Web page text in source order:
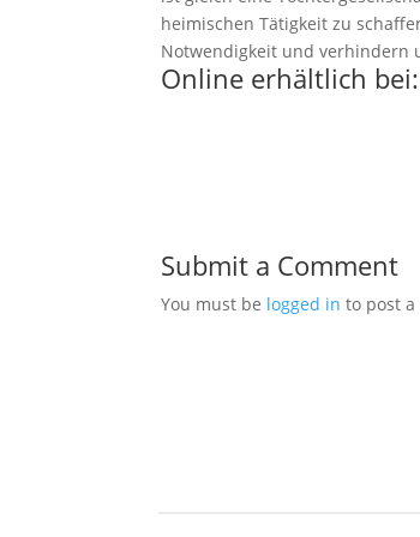
heimischen Tätigkeit zu
Notwendigkeit und verhindern
Online erhältlich bei:
Submit a Comment
You must be logged in to post a